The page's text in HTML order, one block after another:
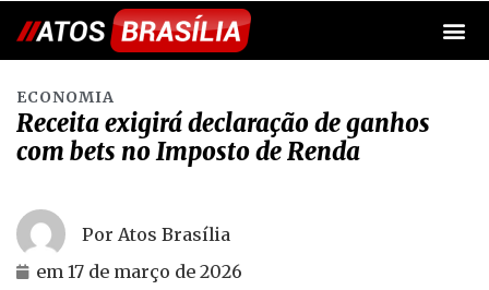
ECONOMIA
Receita exigirá declaração de ganhos
com bets no Imposto de Renda
Por Atos Brasília
em 17 de março de 2026